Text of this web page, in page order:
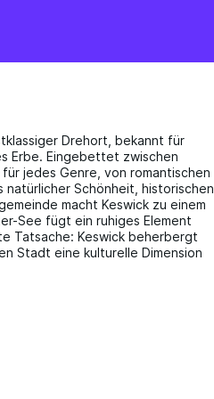
Drehort, bekannt für
Erbe. Eingebettet zwischen
jedes Genre, von romantischen
natürlicher Schönheit, historischen
macht Keswick zu einem
See fügt ein ruhiges Element
Tatsache: Keswick beherbergt
Stadt eine kulturelle Dimension